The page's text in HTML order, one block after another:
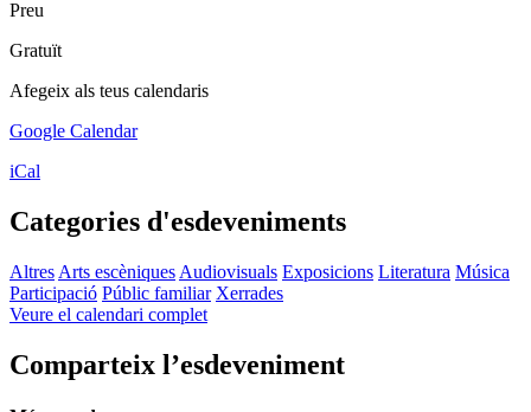
Preu
Gratuït
Afegeix als teus calendaris
Google Calendar
iCal
Categories d'esdeveniments
Altres Arts escèniques Audiovisuals Exposicions Literatura Música
Participació Públic familiar Xerrades
Veure el calendari complet
Comparteix l’esdeveniment